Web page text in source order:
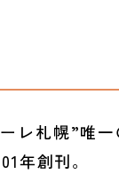
レ札幌”唯
年創刊。